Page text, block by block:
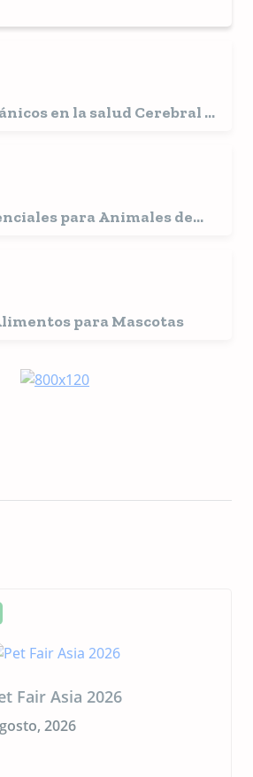
en la salud Cerebral de
para Animales de
para Mascotas
Fair Asia 2026
2026